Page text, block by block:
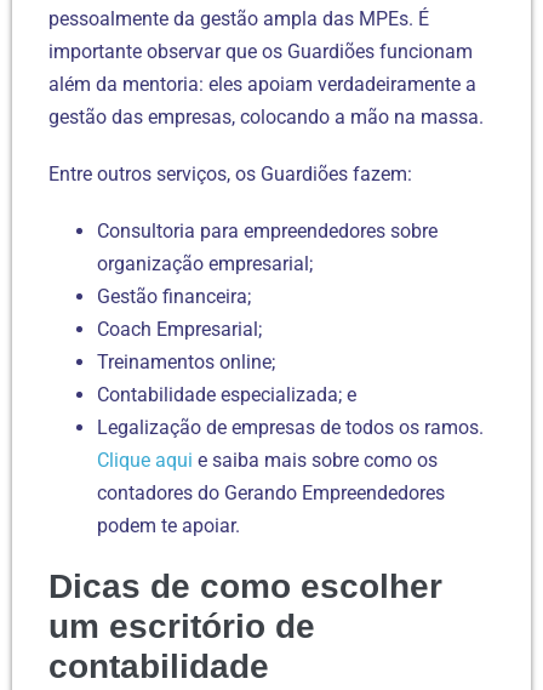
pessoalmente da gestão ampla das MPEs. É
importante observar que os Guardiões funcionam
além da mentoria: eles apoiam verdadeiramente a
gestão das empresas, colocando a mão na massa.
Entre outros serviços, os Guardiões fazem:
Consultoria para empreendedores sobre
organização empresarial;
Gestão financeira;
Coach Empresarial;
Treinamentos online;
Contabilidade especializada; e
Legalização de empresas de todos os ramos.
Clique aqui e saiba mais sobre como os
contadores do Gerando Empreendedores
podem te apoiar.
Dicas de como escolher
um escritório de
contabilidade